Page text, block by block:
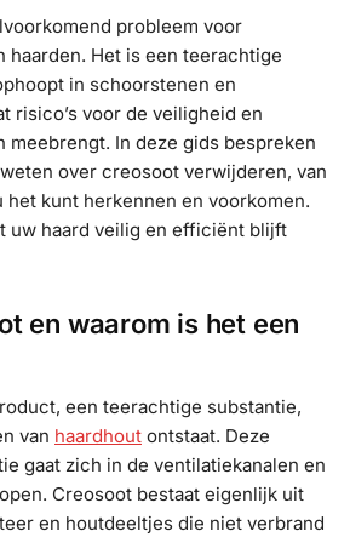
probleem voor
haarden. Het is een teerachtige
in schoorstenen en
risico’s voor de veiligheid en
meebrengt. In deze gids bespreken
over creosoot verwijderen, van
het kunt herkennen en voorkomen.
uw haard veilig en efficiënt blijft
en waarom is het een
een teerachtige substantie,
van haardhout ontstaat. Deze
gaat zich in de ventilatiekanalen en
Creosoot bestaat eigenlijk uit
en houtdeeltjes die niet verbrand